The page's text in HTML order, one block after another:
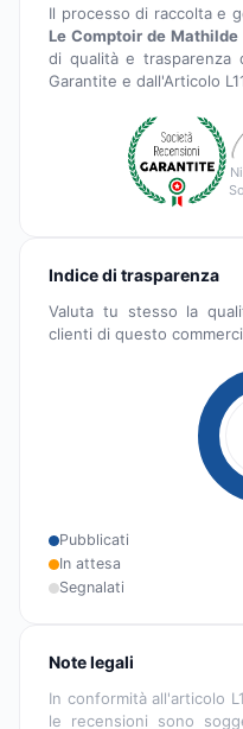
Il processo di raccolta e
Le Comptoir de Mathilde
di qualità e trasparenza
Garantite e dall'Articolo
Indice di trasparenza
Valuta tu stesso la
clienti di questo
Pubblicati
In attesa
Segnalati
Note legali
In conformità all'articolo
le recensioni sono